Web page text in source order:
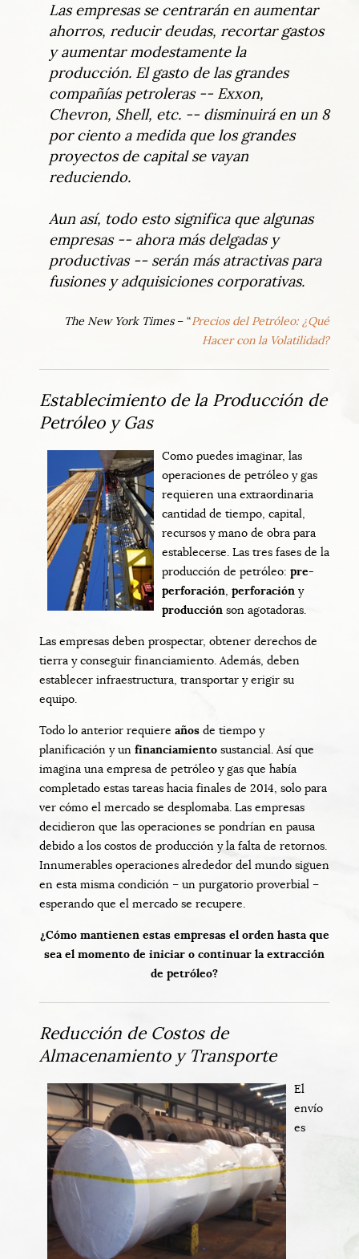
Las empresas se centrarán en aumentar
ahorros, reducir deudas, recortar gastos
y aumentar modestamente la
producción. El gasto de las grandes
compañías petroleras -- Exxon,
Chevron, Shell, etc. -- disminuirá en un 8
por ciento a medida que los grandes
proyectos de capital se vayan
reduciendo.
Aun así, todo esto significa que algunas
empresas -- ahora más delgadas y
productivas -- serán más atractivas para
fusiones y adquisiciones corporativas.
The New York Times– “Precios del Petróleo: ¿Qué
Hacer con la Volatilidad?
Establecimiento de la Producción de
Petróleo y Gas
Como puedes imaginar, las
operaciones de petróleo y gas
requieren una extraordinaria
cantidad de tiempo, capital,
recursos y mano de obra para
establecerse. Las tres fases de la
producción de petróleo: pre-
perforación, perforación y
producción son agotadoras.
Las empresas deben prospectar, obtener derechos de
tierra y conseguir financiamiento. Además, deben
establecer infraestructura, transportar y erigir su
equipo.
Todo lo anterior requiere años de tiempo y
planificación y un financiamiento sustancial. Así que
imagina una empresa de petróleo y gas que había
completado estas tareas hacia finales de 2014, solo para
ver cómo el mercado se desplomaba. Las empresas
decidieron que las operaciones se pondrían en pausa
debido a los costos de producción y la falta de retornos.
Innumerables operaciones alrededor del mundo siguen
en esta misma condición – un purgatorio proverbial –
esperando que el mercado se recupere.
¿Cómo mantienen estas empresas el orden hasta que
sea el momento de iniciar o continuar la extracción
de petróleo?
Reducción de Costos de
Almacenamiento y Transporte
El
envío
es